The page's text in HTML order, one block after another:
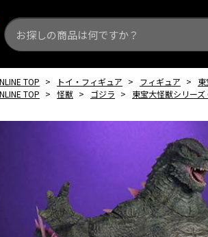
TOP > トイ・フィギュア > フィギュア >
TOP > 怪獣 > ゴジラ > 東宝大怪獣シリーズ